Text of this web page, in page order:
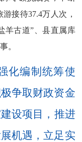
游接待37.4万人次，
羊古道”、县直属 库
。
化编制统筹使
争取财政资金
设项目， 推进
机遇，立足实